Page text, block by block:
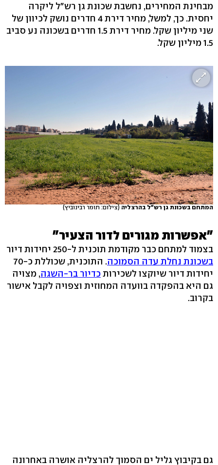
מבחינת המחירים, נחשבת שכונת גן רש"ל ליקרה
יחסית. כך, למשל, מחיר דירת 4 חדרים נושק לכיוון של
שני מיליון שקל. מחיר דירת 1.5 חדרים בשכונה נע סביב
1.5 מיליון שקל.
המתחם בשכונת גן רש"ל בהרצליה (צילום: תומר רבינוביץ)
"אפשרות מגורים לדור הצעיר"
בצמוד למתחם כבר מקודמת תוכנית ל-250 יחידות דיור
בשכונת נחלת עדה הסמוכה
. התוכנית, שכוללת כ-70
יחידות דיור שיוקצו לשכירותכדיור בר-השגה, מצויה
גם היא בהפקדה בוועדה המחוזית וצפויה לקבל אישור
בקרוב.
גם בקיבוץ גליל ים הסמוך להרצליה אושרה באחרונה